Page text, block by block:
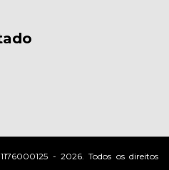
- 2026. Todos os direitos